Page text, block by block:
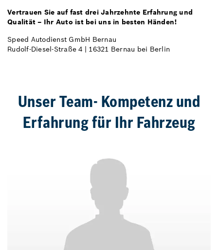
Vertrauen Sie auf fast drei Jahrzehnte Erfahrung und
Qualität – Ihr Auto ist bei uns in besten Händen!
Speed Autodienst GmbH Bernau
Rudolf-Diesel-Straße 4 | 16321 Bernau bei Berlin
Unser Team- Kompetenz und
Erfahrung für Ihr Fahrzeug